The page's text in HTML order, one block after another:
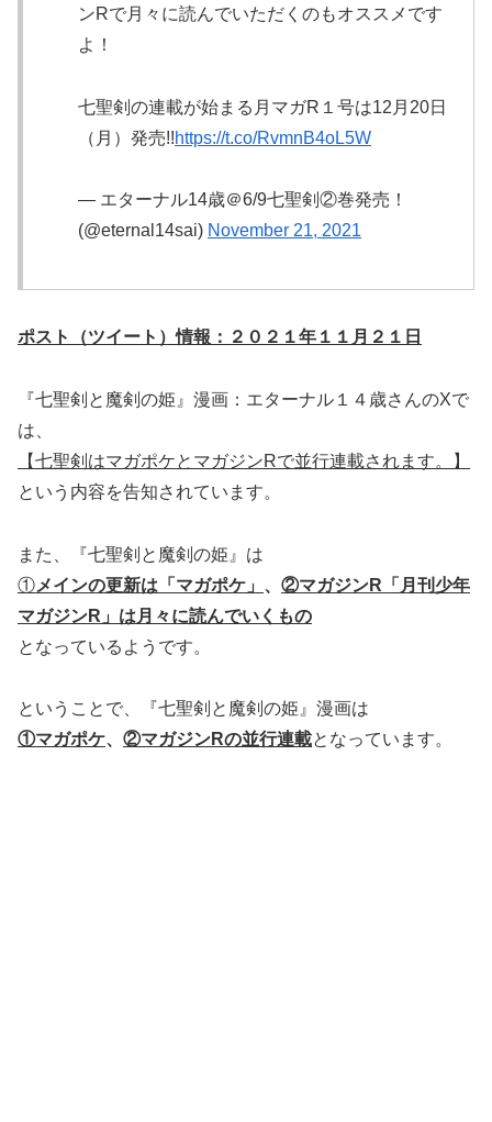
ンRで月々に読んでいただくのもオススメです
よ！
七聖剣の連載が始まる月マガR１号は12月20日
（月）発売!!https://t.co/RvmnB4oL5W
— エターナル14歳＠6/9七聖剣②巻発売！
(@eternal14sai) November 21, 2021
ポスト（ツイート）情報：２０２１年１１月２１日
『七聖剣と魔剣の姫』漫画：エターナル１４歳さんのXで
は、
【七聖剣はマガポケとマガジンRで並行連載されます。】
という内容を告知されています。
また、『七聖剣と魔剣の姫』は
①メインの更新は「マガポケ」 、 ②マガジンR「月刊少年
マガジンR」は月々に読んでいくもの
となっているようです。
ということで、『七聖剣と魔剣の姫』漫画は
①マガポケ、 ②マガジンRの並行連載となっています。